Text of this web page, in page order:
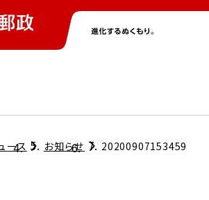
報トップ
家情報トップ
トップ
リティトップ
トップ
ース お知らせ 20200907153459